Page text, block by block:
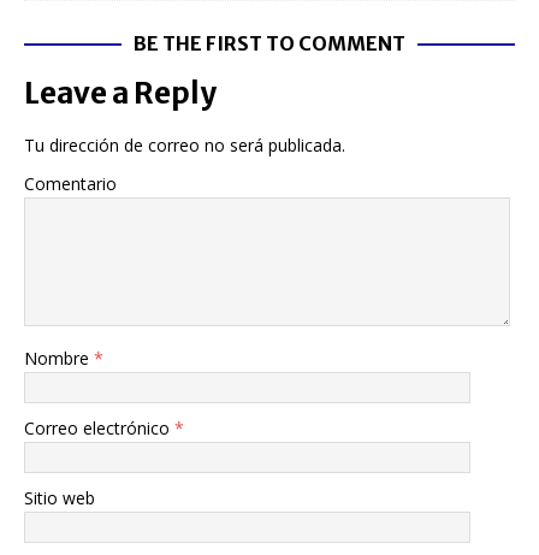
BE THE FIRST TO COMMENT
Leave a Reply
Tu dirección de correo no será publicada.
Comentario
Nombre *
Correo electrónico *
Sitio web